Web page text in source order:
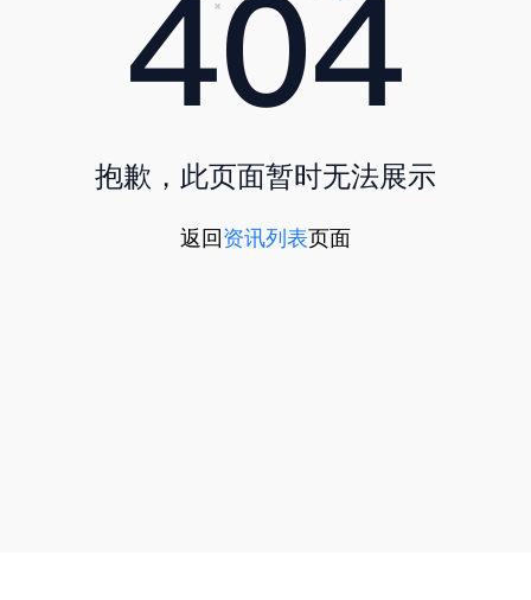
抱歉，此页面暂时无法展示
返回资讯列表页面